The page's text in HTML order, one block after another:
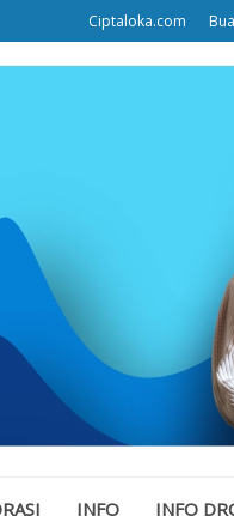
Ciptaloka.com
INFO INFO